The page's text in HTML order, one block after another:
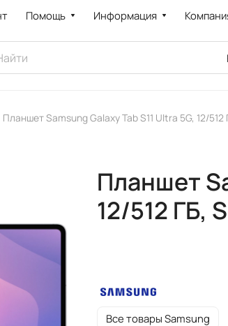
Помощь Информация
Планшет Samsung Galaxy Tab S11 Ultra 5G, 12/
Планшет
12/512 ГБ,
Все товары Samsung